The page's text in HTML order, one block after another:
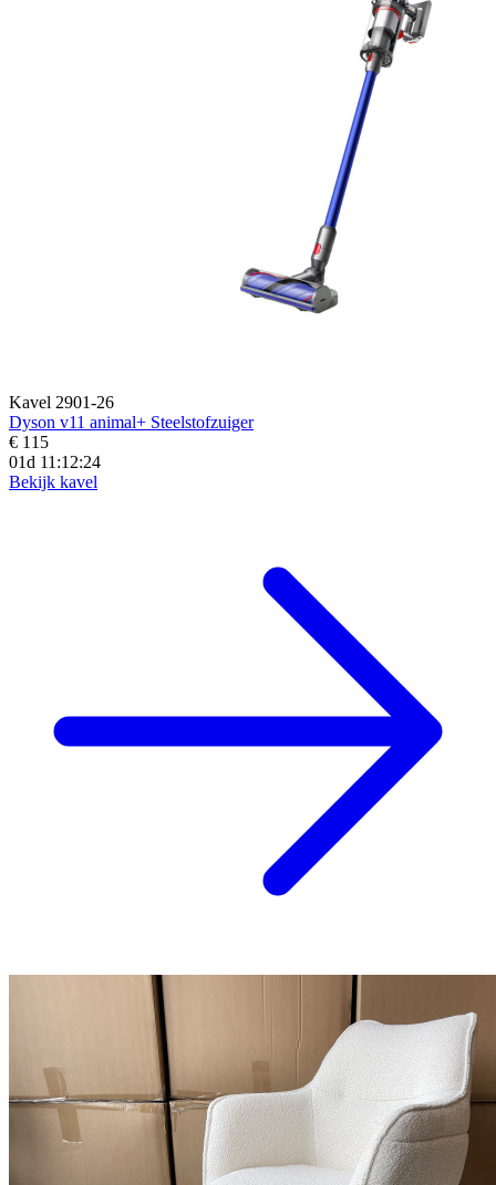
Kavel 2901-26
Dyson v11 animal+ Steelstofzuiger
€ 115
01d 11:12:22
Bekijk kavel